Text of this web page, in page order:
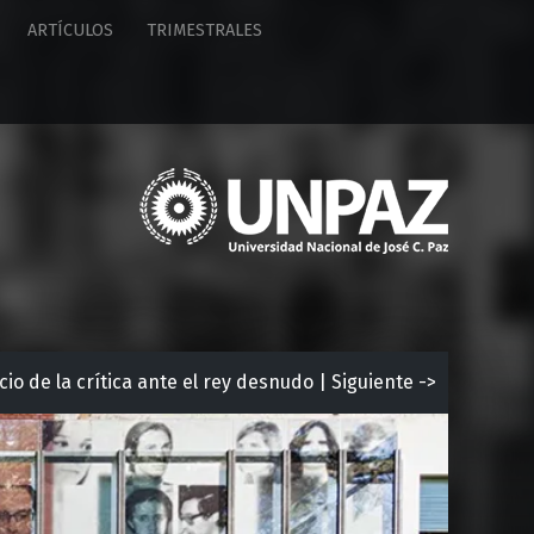
ARTÍCULOS TRIMESTRALES
U
n
i
i
d
a
d
N
de la crítica ante el rey desnudo | Siguiente ->